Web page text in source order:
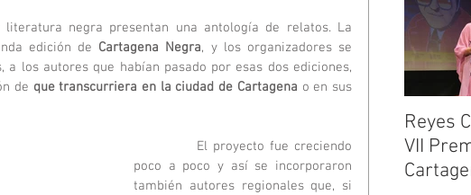
negra presentan una antología de relatos. La
edición de Cartagena Negra, y los organizadores se
de que transcurriera en la ciudad de Cartagena o en sus
poco a poco y así se incorporaron
también autores regionales que, si
Reyes
VII